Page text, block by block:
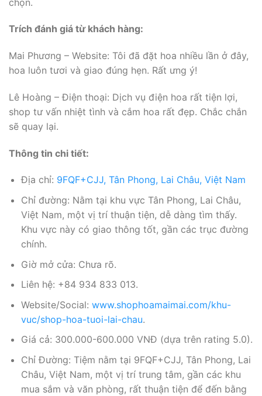
Trích đánh giá từ khách hàng:
Mai Phương – Website: Tôi đã đặt hoa nhiều lần ở đây,
hoa luôn tươi và giao đúng hẹn. Rất ưng ý!
Lê Hoàng – Điện thoại: Dịch vụ điện hoa rất tiện lợi,
shop tư vấn nhiệt tình và cắm hoa rất đẹp. Chắc chắn
sẽ quay lại.
Thông tin chi tiết:
Địa chỉ: 9FQF+CJJ, Tân Phong, Lai Châu, Việt Nam
Chỉ đường: Nằm tại khu vực Tân Phong, Lai Châu,
Việt Nam, một vị trí thuận tiện, dễ dàng tìm thấy.
Khu vực này có giao thông tốt, gần các trục đường
chính.
Giờ mở cửa: Chưa rõ.
Liên hệ: +84 934 833 013.
Website/Social: www.shophoamaimai.com/khu-
vuc/shop-hoa-tuoi-lai-chau.
Giá cả: 300.000-600.000 VNĐ (dựa trên rating 5.0).
Chỉ Đường: Tiệm nằm tại 9FQF+CJJ, Tân Phong, Lai
Châu, Việt Nam, một vị trí trung tâm, gần các khu
mua sắm và văn phòng, rất thuận tiện để đến bằng